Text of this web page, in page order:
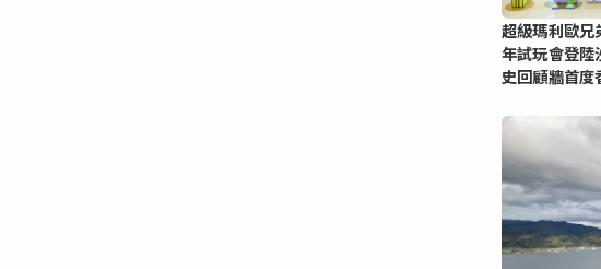
超級瑪利歐兄
年試玩會登
史回顧牆首度